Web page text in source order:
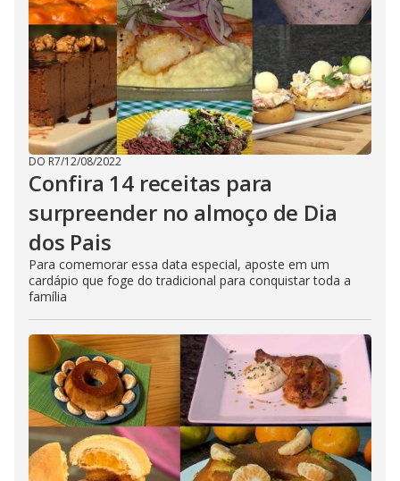
DO R7/12/08/2022
Confira 14 receitas para
surpreender no almoço de Dia
dos Pais
Para comemorar essa data especial, aposte em um
cardápio que foge do tradicional para conquistar toda a
família